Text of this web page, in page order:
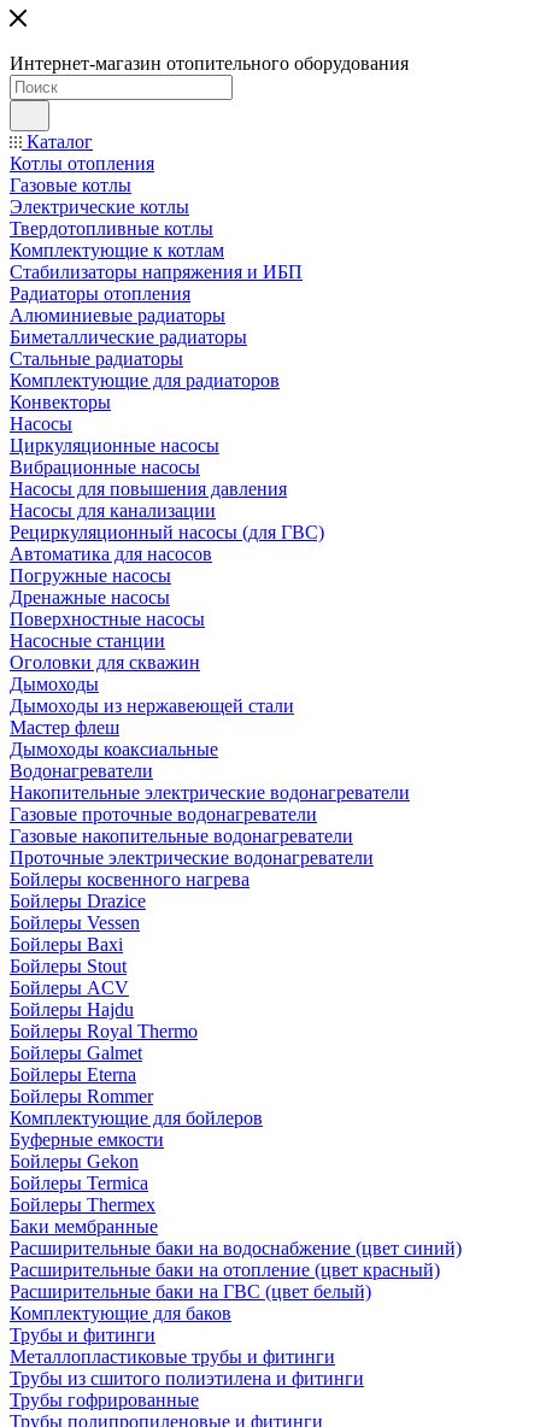
Интернет-магазин отопительного оборудования
Каталог
Котлы отопления
Газовые котлы
Электрические котлы
Твердотопливные котлы
Комплектующие к котлам
Стабилизаторы напряжения и ИБП
Радиаторы отопления
Алюминиевые радиаторы
Биметаллические радиаторы
Стальные радиаторы
Комплектующие для радиаторов
Конвекторы
Насосы
Циркуляционные насосы
Вибрационные насосы
Насосы для повышения давления
Насосы для канализации
Рециркуляционный насосы (для ГВС)
Автоматика для насосов
Погружные насосы
Дренажные насосы
Поверхностные насосы
Насосные станции
Оголовки для скважин
Дымоходы
Дымоходы из нержавеющей стали
Мастер флеш
Дымоходы коаксиальные
Водонагреватели
Накопительные электрические водонагреватели
Газовые проточные водонагреватели
Газовые накопительные водонагреватели
Проточные электрические водонагреватели
Бойлеры косвенного нагрева
Бойлеры Drazice
Бойлеры Vessen
Бойлеры Baxi
Бойлеры Stout
Бойлеры ACV
Бойлеры Hajdu
Бойлеры Royal Thermo
Бойлеры Galmet
Бойлеры Eterna
Бойлеры Rommer
Комплектующие для бойлеров
Буферные емкости
Бойлеры Gekon
Бойлеры Termica
Бойлеры Thermex
Баки мембранные
Расширительные баки на водоснабжение (цвет синий)
Расширительные баки на отопление (цвет красный)
Расширительные баки на ГВС (цвет белый)
Комплектующие для баков
Трубы и фитинги
Металлопластиковые трубы и фитинги
Трубы из сшитого полиэтилена и фитинги
Трубы гофрированные
Трубы полипропиленовые и фитинги